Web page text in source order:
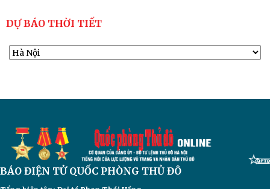
DỰ BÁO THỜI TIẾT
BÁO ĐIỆN TỬQUỐC PHÒNG THỦ ĐÔ